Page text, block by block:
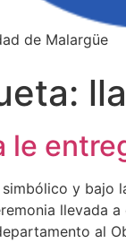
de Malargüe
le
simbólico y bajo
llevada
al